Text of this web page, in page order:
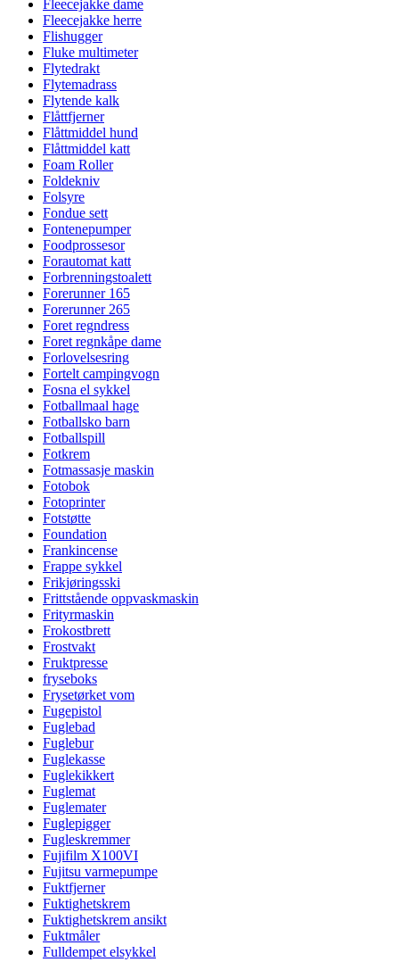
Fleecejakke dame
Fleecejakke herre
Flishugger
Fluke multimeter
Flytedrakt
Flytemadrass
Flytende kalk
Flåttfjerner
Flåttmiddel hund
Flåttmiddel katt
Foam Roller
Foldekniv
Folsyre
Fondue sett
Fontenepumper
Foodprossesor
Forautomat katt
Forbrenningstoalett
Forerunner 165
Forerunner 265
Foret regndress
Foret regnkåpe dame
Forlovelsesring
Fortelt campingvogn
Fosna el sykkel
Fotballmaal hage
Fotballsko barn
Fotballspill
Fotkrem
Fotmassasje maskin
Fotobok
Fotoprinter
Fotstøtte
Foundation
Frankincense
Frappe sykkel
Frikjøringsski
Frittstående oppvaskmaskin
Frityrmaskin
Frokostbrett
Frostvakt
Fruktpresse
fryseboks
Frysetørket vom
Fugepistol
Fuglebad
Fuglebur
Fuglekasse
Fuglekikkert
Fuglemat
Fuglemater
Fuglepigger
Fugleskremmer
Fujifilm X100VI
Fujitsu varmepumpe
Fuktfjerner
Fuktighetskrem
Fuktighetskrem ansikt
Fuktmåler
Fulldempet elsykkel